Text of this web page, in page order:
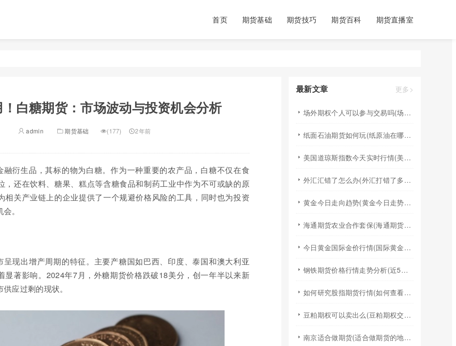
首页 期货基础 期货技巧 期货百科 期货直播室
白糖期货：市场波动与投资机会分析
admin 期货基础 (177) 2年前
融衍生品，其标的物为白糖。作为一种重要的农产品，白糖不仅在食
，还在饮料、糖果、糕点等含糖食品和制药工业中作为不可或缺的原
相关产业链上的企业提供了一个规避价格风险的工具，同时也为投资
。
呈现出增产周期的特征。主要产糖国如巴西、印度、泰国和澳大利亚
显著影响。2024年7月，外糖期货价格跌破18美分，创一年半以来新
应过剩的现状。
最新文章 更多>
场外期权个人可以参与交易吗(场外个股期权怎样交易)
纸面石油期货如何玩(纸原油在哪里交易)
美国道琼斯指数今天实时行情(美国道琼斯指数期货指数实时行情)
外汇汇错了怎么办(外汇打错了多久退回来)
黄金今日走向趋势(黄金今日走势分析建议)
海通期货农业合作套保(海通期货2024年棉花年报)
今日黄金国际金价行情(国际黄金实时行情今日国际金价)
钢铁期货价格行情走势分析(近5年钢铁期货行情走势图)
如何研究股指期货行情(如何查看股指期货行情)
豆粕期权可以卖出么(豆粕期权交易规则)
南京适合做期货(适合做期货的地方)